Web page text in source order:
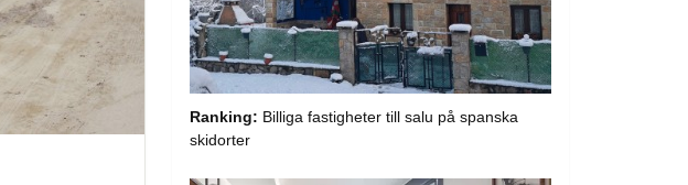
Ranking: Billiga fastigheter till salu på spanska
skidorter